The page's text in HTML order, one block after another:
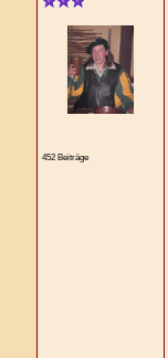
452 Beiträge